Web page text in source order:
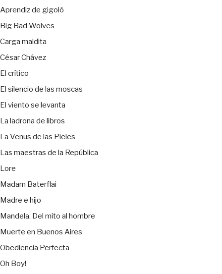
Aprendiz de gigoló
Big Bad Wolves
Carga maldita
César Chávez
El crítico
El silencio de las moscas
El viento se levanta
La ladrona de libros
La Venus de las Pieles
Las maestras de la República
Lore
Madam Baterflai
Madre e hijo
Mandela. Del mito al hombre
Muerte en Buenos Aires
Obediencia Perfecta
Oh Boy!